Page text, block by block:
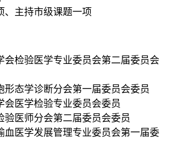
、主持市级课题一项
会检验医学专业委员会第二届委员会
形态学诊断分会第一届委员会委员
会医学检验专业委员会委员
验医师分会第二届委员会委员
血医学发展管理专业委员会第一届委